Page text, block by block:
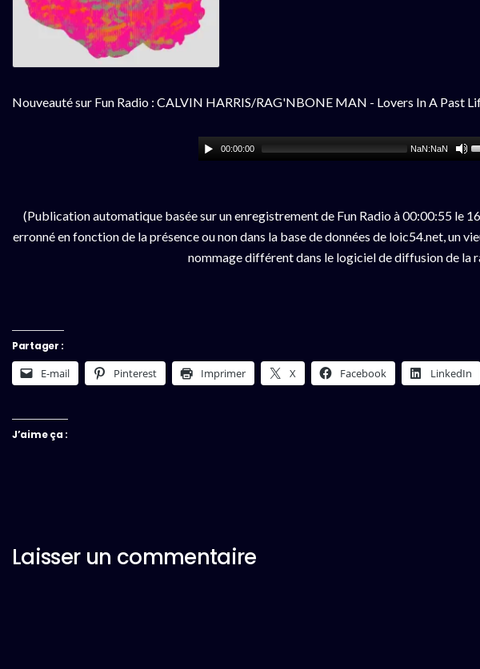
Nouveauté sur Fun Radio : CALVIN HARRIS/RAG'NBONE MAN - Lovers In A Past
00:00:00 NaN:NaN
(Publication automatique basée sur un enregistrement de Fun Radio à 00:00:55 le
erronné en fonction de la présence ou non dans la base de données de loic54.net, un
nommage différent dans le logiciel de diffusion de la
Partager :
E-mail Pinterest Imprimer X Facebook LinkedIn
J’aime ça :
Laisser un commentaire